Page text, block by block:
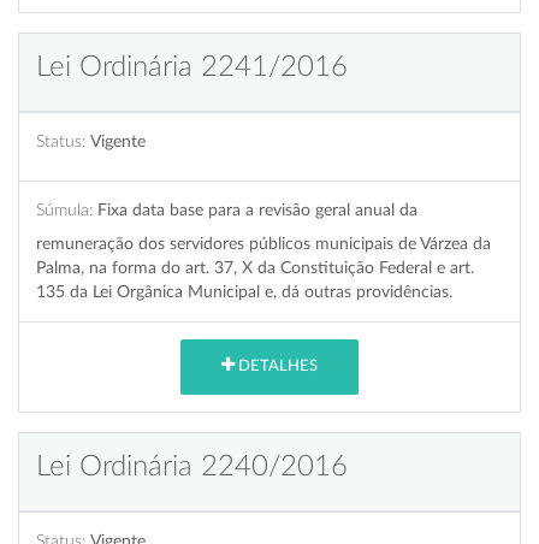
Lei Ordinária 2241/2016
Status: Vigente
Súmula: Fixa data base para a revisão geral anual da
remuneração dos servidores públicos municipais de Várzea da
Palma, na forma do art. 37, X da Constituição Federal e art.
135 da Lei Orgânica Municipal e, dá outras providências.
DETALHES
Lei Ordinária 2240/2016